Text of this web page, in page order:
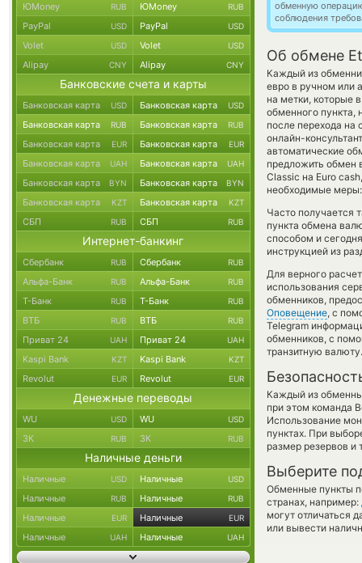
обменную
соблюдения
Об обмене
Каждый из
евро в ручном или
на метки, которые
обменного пункта,
после перехода на
онлайн-
автоматические
предложить обмен
Classic на Euro
необходимые
Часто получается
пункта обмена
способом и
инструкцией из
Для верного
использования
обменников,
Оповещение, с
Telegram
обменников, с
транзитную валюту.
Каждый из
при этом команда
Использование
пунктах. При
размер резервов и
Выберите
Обменные пункты
странах, например:
могут отличаться
или вывести
ЮMoney RUB ЮMoney RUB
PayPal USD PayPal USD
Volet USD Volet USD
Alipay CNY Alipay CNY
Банковские счета и карты
Банковская карта USD Банковская карта USD
Банковская карта RUB Банковская карта RUB
Банковская карта EUR Банковская карта EUR
Банковская карта UAH Банковская карта UAH
Банковская карта BYN Банковская карта BYN
Банковская карта KZT Банковская карта KZT
СБП RUB СБП RUB
Интернет-банкинг
Сбербанк RUB Сбербанк RUB
Альфа-Банк RUB Альфа-Банк RUB
Т-Банк RUB Т-Банк RUB
ВТБ RUB ВТБ RUB
Приват 24 UAH Приват 24 UAH
Kaspi Bank KZT Kaspi Bank KZT
Revolut EUR Revolut EUR
Денежные переводы
WU USD WU USD
ЗК RUB ЗК RUB
Наличные деньги
Наличные USD Наличные USD
Наличные RUB Наличные RUB
Наличные EUR Наличные EUR
Наличные UAH Наличные UAH